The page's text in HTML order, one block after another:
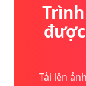
Tải lên